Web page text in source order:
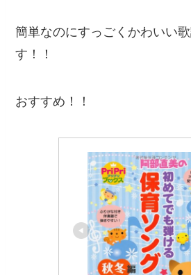
簡単なのにすっごくかわいい
す！！
おすすめ！！